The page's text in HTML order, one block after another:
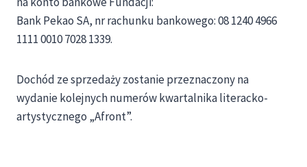
Bank Pekao SA, nr rachunku bankowego: 08 1240 4966
1111 0010 7028 1339.
Dochód ze sprzedaży zostanie przeznaczony na
wydanie kolejnych numerów kwartalnika literacko-
artystycznego „Afront”.